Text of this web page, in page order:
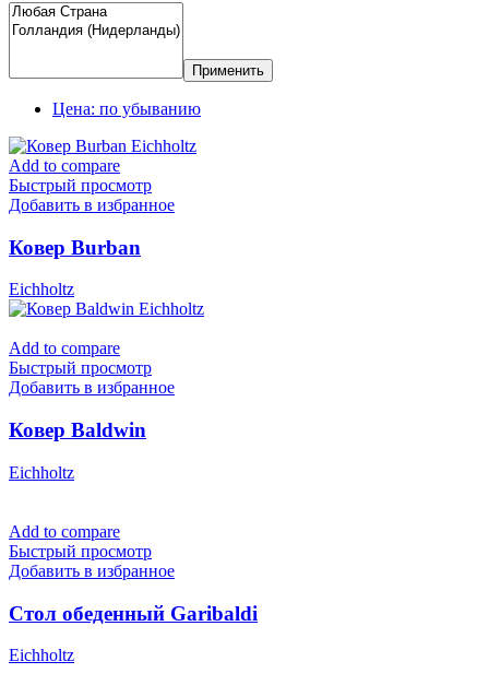
Применить
Цена: по убыванию
Add to compare
Быстрый просмотр
Добавить в избранное
Ковер Burban
Eichholtz
Add to compare
Быстрый просмотр
Добавить в избранное
Ковер Baldwin
Eichholtz
Add to compare
Быстрый просмотр
Добавить в избранное
Стол обеденный Garibaldi
Eichholtz